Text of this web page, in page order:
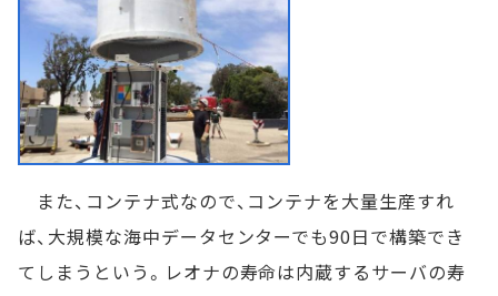
また、コンテナ式なので、コンテナを大量生産すれ
ば、大規模な海中データセンターでも90日で構築でき
てしまうという。レオナの寿命は内蔵するサーバの寿